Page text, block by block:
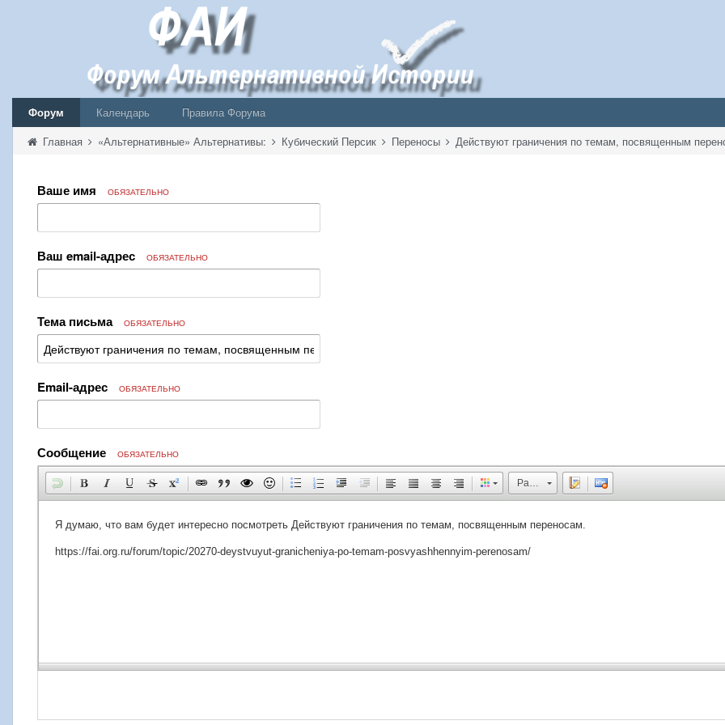
Форум Календарь
Правила Форума
Главная «Альтернативные» Альтернативы: Кубический Персик Переносы Действуют граничения по темам, посвященным
Ваше имя ОБЯЗАТЕЛЬНО
Ваш email-адрес ОБЯЗАТЕЛЬНО
Тема письма ОБЯЗАТЕЛЬНО
Email-адрес ОБЯЗАТЕЛЬНО
Сообщение ОБЯЗАТЕЛЬНО
Размер